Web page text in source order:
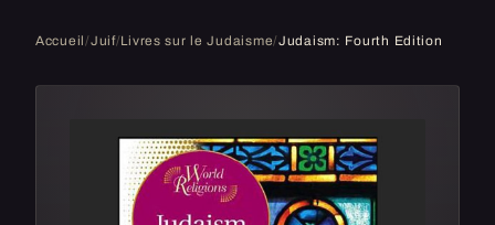
Accueil/Juif/Livres sur le Judaisme/Judaism: Fourth Edition